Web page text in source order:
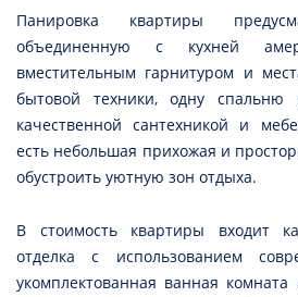
Панировка квартиры
объединенную с кухней
вместительным гарнитуром и
бытовой техники, одну
качественной сантехникой и
есть небольшая прихожая и
обустроить уютную зон отдыха.
В стоимость квартиры входит
отделка с использованием
укомплектованная ванная